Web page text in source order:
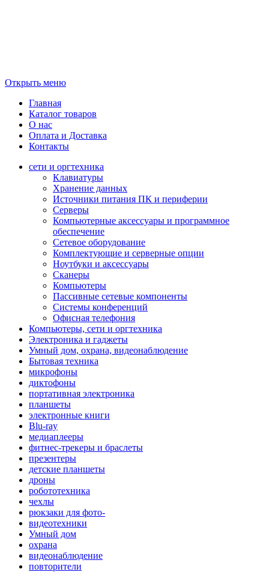
Открыть меню
Главная
Каталог товаров
О нас
Оплата и Доставка
Контакты
сети и оргтехника
Клавиатуры
Хранение данных
Источники питания ПК и периферии
Серверы
Компьютерные аксессуары и программное
обеспечение
Сетевое оборудование
Комплектующие и серверные опции
Ноутбуки и аксессуары
Сканеры
Компьютеры
Пассивные сетевые компоненты
Системы конференций
Офисная телефония
Компьютеры, сети и оргтехника
Электроника и гаджеты
Умный дом, охрана, видеонаблюдение
Бытовая техника
микрофоны
диктофоны
портативная электроника
планшеты
электронные книги
Blu-ray
медиаплееры
фитнес-трекеры и браслеты
презентеры
детские планшеты
дроны
робототехника
чехлы
рюкзаки для фото-
видеотехники
Умный дом
охрана
видеонаблюдение
повторители